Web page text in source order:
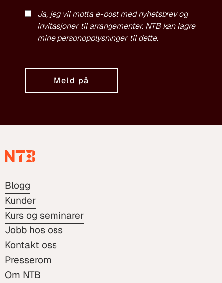
Ja, jeg vil motta e-post med nyhetsbrev og
invitasjoner til arrangementer. NTB kan lagre
mine personopplysninger til dette.
Meld på
Blogg
Kunder
Kurs og seminarer
Jobb hos oss
Kontakt oss
Presserom
Om NTB